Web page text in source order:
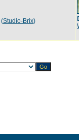
(Studio-Brix)